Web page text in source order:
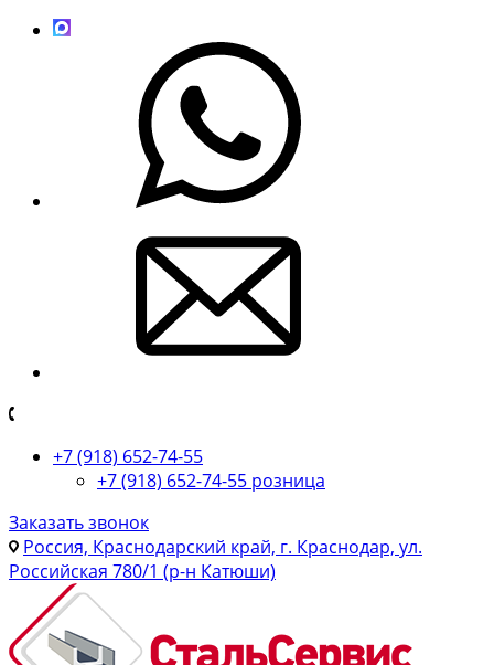
+7 (918) 652-74-55
+7 (918) 652-74-55 розница
Заказать звонок
Россия, Краснодарский край, г. Краснодар, ул.
Российская 780/1 (р-н Катюши)